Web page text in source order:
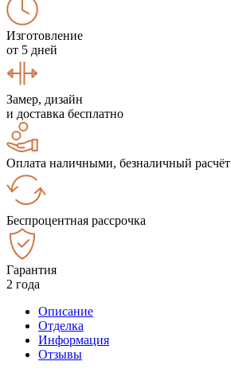
Изготовление
от 5 дней
Замер, дизайн
и доставка бесплатно
Оплата наличными, безналичный расчёт
Беспроцентная рассрочка
Гарантия
2 года
Описание
Отделка
Информация
Отзывы